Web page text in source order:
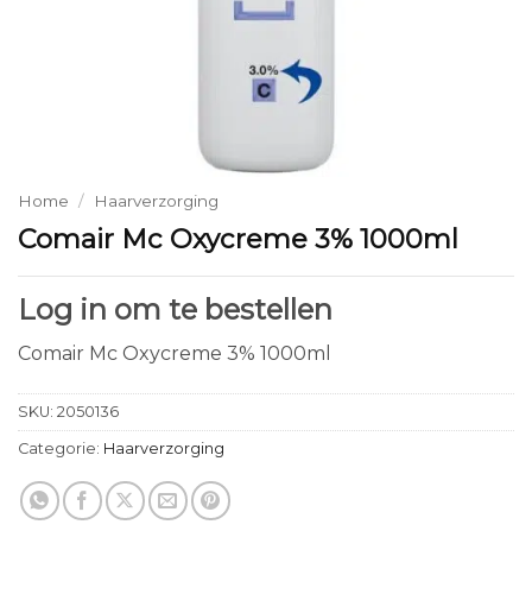
Home / Haarverzorging
Comair Mc Oxycreme 3% 1000ml
Log in om te bestellen
Comair Mc Oxycreme 3% 1000ml
SKU: 2050136
Categorie: Haarverzorging